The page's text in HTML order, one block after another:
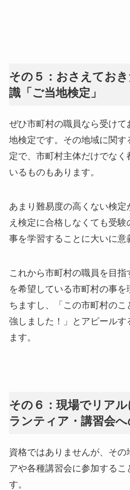
その５：おさえてお
識「ご当地検定」
ぜひ市町村の職員なら受けて
地検定です。その地域に関す
定で、市町村主体だけでなく
いるものもあります。
あまり難易度の高くない検定
え検定に合格しなくても受
事を学習することに大いに意
これから市町村の職員を目
を希望している市町村の事
ちますし、「この市町村の
強しました！」とアピールす
ます。
その６：現場でリア
ランティア・講習会
資格ではありませんが、その
アや各種講習会に参加するこ
す。